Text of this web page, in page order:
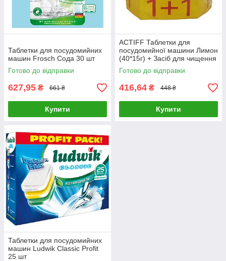
Таблетки для посудомийних
машин Frosch Сода 30 шт
Готово до відправки
627,95 ₴ 661 ₴
Купити
ACTIFF Таблетки для
посудомийної машини Лимон
(40*15г) + Засіб для чищення
посудомийної машини 250мл
в подарунок
Готово до відправки
416,64 ₴ 448 ₴
Купити
Таблетки для посудомийних
машин Ludwik Classic Profit
25 шт